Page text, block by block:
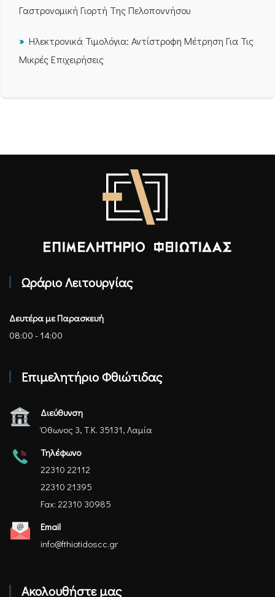
Γαστρονομική Γιορτή Της Πελοποννήσου
Ηλεκτρονικά Τιμολόγια: Αντίστροφη Μέτρηση Για Τις
Μικρές Επιχειρήσεις
Ωράριο Λειτουργίας
Δευτέρα με Παρασκευή
08:00 - 14:00
Επιμελητήριο Φθιώτιδας
Διεύθυνση
Όθωνος 3, Τ.Κ. 35131, Λαμία
Τηλέφωνο
22310 22112
22310 21395
Fax: 22310 30985
Email
info@fthiotidoscc.gr
Ακολουθήστε μας